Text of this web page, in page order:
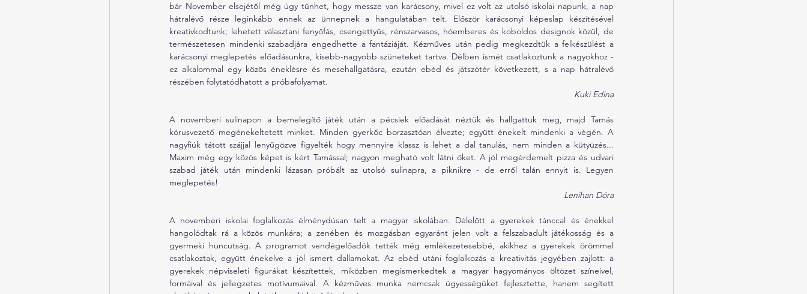
bár November elsejétől még úgy tűnhet, hogy messze van karácsony, mivel ez volt az utolsó iskolai napunk, a nap
hátralévő része leginkább ennek az ünnepnek a hangulatában telt. Először karácsonyi képeslap készítésével
kreatívkodtunk; lehetett választani fenyőfás, csengettyűs, rénszarvasos, hóemberes és koboldos designok közül, de
természetesen mindenki szabadjára engedhette a fantáziáját. Kézműves után pedig megkezdtük a felkészülést a
karácsonyi meglepetés előadásunkra, kisebb-nagyobb szüneteket tartva. Délben ismét csatlakoztunk a nagyokhoz -
ez alkalommal egy közös éneklésre és mesehallgatásra, ezután ebéd és játszótér következett, s a nap hátralévő
részében folytatódhatott a próbafolyamat.
Kuki Edina
A novemberi sulinapon a bemelegítő játék után a pécsiek előadását néztük és hallgattuk meg, majd Tamás
kórusvezető megénekeltetett minket. Minden gyerkőc borzasztóan élvezte; együtt énekelt mindenki a végén. A
nagyfiúk tátott szájjal lenyűgözve figyelték hogy mennyire klassz is lehet a dal tanulás, nem minden a kütyüzés...
Maxim még egy közös képet is kért Tamással; nagyon megható volt látni őket. A jól megérdemelt pizza és udvari
szabad játék után mindenki lázasan próbált az utolsó sulinapra, a piknikre - de erről talán ennyit is. Legyen
meglepetés!
Lenihan Dóra
A novemberi iskolai foglalkozás élménydúsan telt a magyar iskolában. Délelőtt a gyerekek tánccal és énekkel
hangolódtak rá a közös munkára; a zenében és mozgásban egyaránt jelen volt a felszabadult játékosság és a
gyermeki huncutság. A programot vendégelőadók tették még emlékezetesebbé, akikhez a gyerekek örömmel
csatlakoztak, együtt énekelve a jól ismert dallamokat. Az ebéd utáni foglalkozás a kreativitás jegyében zajlott: a
gyerekek népviseleti figurákat készítettek, miközben megismerkedtek a magyar hagyományos öltözet színeivel,
formáival és jellegzetes motívumaival. A kézműves munka nemcsak ügyességüket fejlesztette, hanem segített